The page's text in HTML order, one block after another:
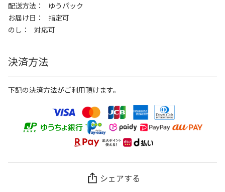
配送方法
ゆうパック
お届け日
指定可
のし
対応可
決済方法
下記の決済方法がご利用頂けます。
シェアする